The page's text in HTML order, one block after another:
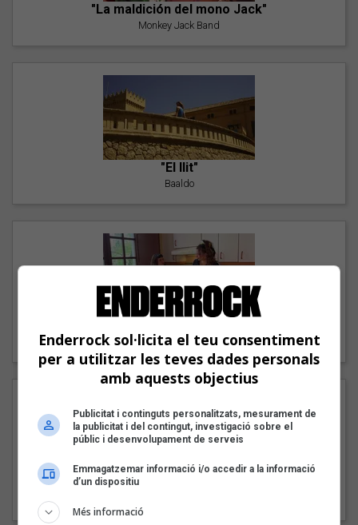
"La maldición del mono Jack"
Monkey Jack Band
"El llit"
Baaldo
Carmen y María
Enderrock sol·licita el teu consentiment
per a utilitzar les teves dades personals
amb aquests objectius
Publicitat i continguts personalitzats, mesurament de
la publicitat i del contingut, investigació sobre el
públic i desenvolupament de serveis
Emmagatzemar informació i/o accedir a la informació
d’un dispositiu
Més informació